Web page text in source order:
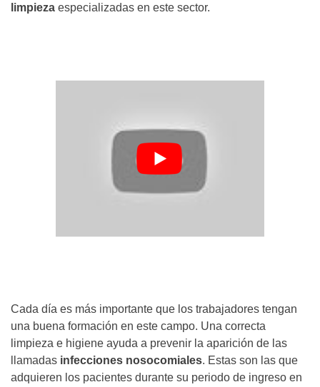
limpieza especializadas en este sector.
Cada día es más importante que los trabajadores tengan
una buena formación en este campo. Una correcta
limpieza e higiene ayuda a prevenir la aparición de las
llamadas infecciones nosocomiales. Estas son las que
adquieren los pacientes durante su periodo de ingreso en